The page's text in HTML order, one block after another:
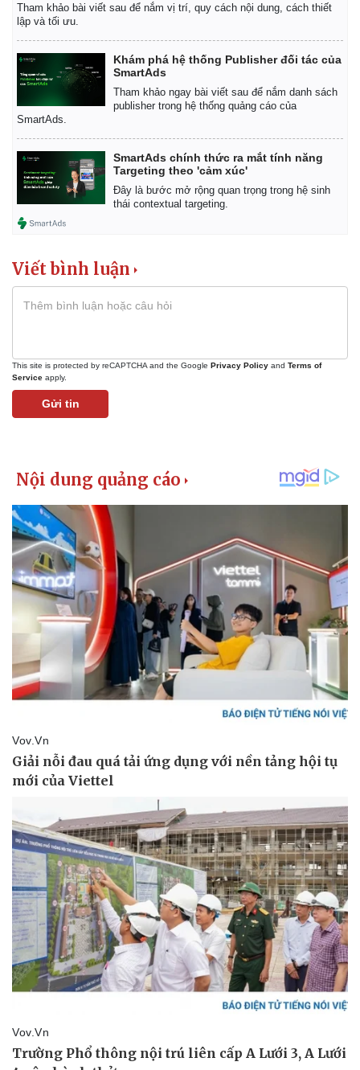
Thể thao
Bóng đá
Thế giới thể thao
eSports
Hậu trường
Ô tô - Xe máy
Tư vấn
Tham khảo bài viết sau để nắm vị trí, quy cách nội dung, cách thiết
lập và tối ưu.
Khám phá hệ thống Publisher đối tác của
SmartAds
Tham khảo ngay bài viết sau để nắm danh sách
publisher trong hệ thống quảng cáo của
SmartAds.
SmartAds chính thức ra mắt tính năng
Targeting theo 'cảm xúc'
Đây là bước mở rộng quan trọng trong hệ sinh
thái contextual targeting.
Viết bình luận
This site is protected by reCAPTCHA and the Google Privacy Policy and Terms of
Service apply.
Gửi tin